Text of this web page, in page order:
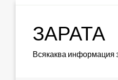
ЗАРАТА
Всякаква информация